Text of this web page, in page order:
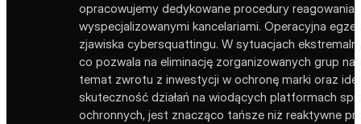
opracowujemy dedykowane procedury
wyspecjalizowanymi kancelariami. Operacyjna
zjawiska cybersquattingu. W sytuacjach
co pozwala na eliminację zorganizowanych grup
temat zwrotu z inwestycji w ochronę marki oraz
skuteczność działań na wiodących platformach
ochronnych, jest znacząco tańsze niż reaktywne